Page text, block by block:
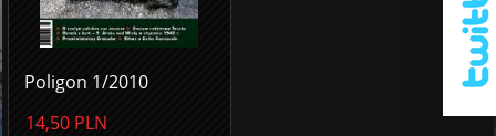
Poligon 1/2010
14,50 PLN